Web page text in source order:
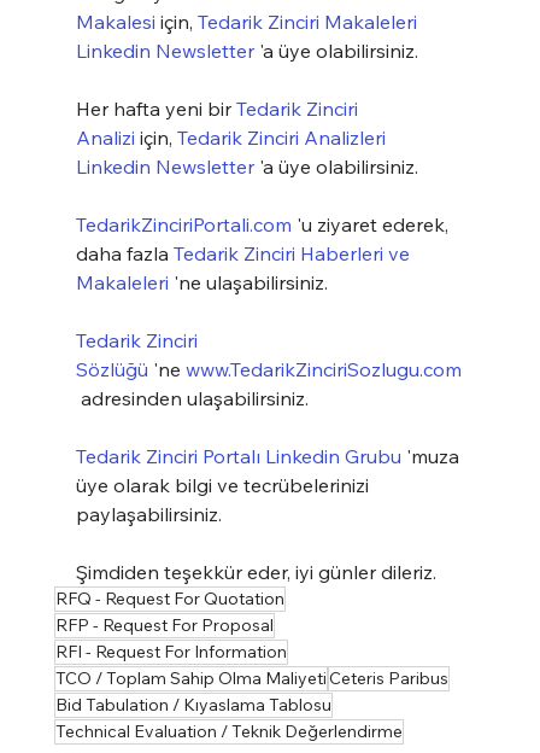
Makalesi için, Tedarik Zinciri Makaleleri
Linkedin Newsletter 'a üye olabilirsiniz.
Her hafta yeni bir Tedarik Zinciri
Analizi için, Tedarik Zinciri Analizleri
Linkedin Newsletter 'a üye olabilirsiniz.
TedarikZinciriPortali.com 'u ziyaret ederek,
daha fazla Tedarik Zinciri Haberleri ve
Makaleleri 'ne ulaşabilirsiniz.
Tedarik Zinciri
Sözlüğü 'ne www.TedarikZinciriSozlugu.com
adresinden ulaşabilirsiniz.
Tedarik Zinciri Portalı Linkedin Grubu 'muza
üye olarak bilgi ve tecrübelerinizi
paylaşabilirsiniz.
Şimdiden teşekkür eder, iyi günler dileriz.
RFQ - Request For Quotation
RFP - Request For Proposal
RFI - Request For Information
TCO / Toplam Sahip Olma MaliyetiCeteris Paribus
Bid Tabulation / Kıyaslama Tablosu
Technical Evaluation / Teknik Değerlendirme